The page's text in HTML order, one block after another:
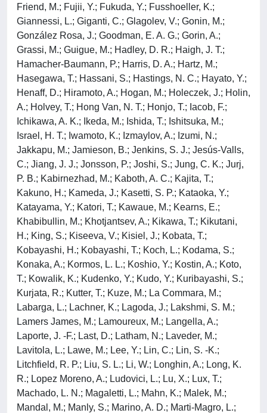
Friend, M.; Fujii, Y.; Fukuda, Y.; Fusshoeller, K.;
Giannessi, L.; Giganti, C.; Glagolev, V.; Gonin, M.;
González Rosa, J.; Goodman, E. A. G.; Gorin, A.;
Grassi, M.; Guigue, M.; Hadley, D. R.; Haigh, J. T.;
Hamacher-Baumann, P.; Harris, D. A.; Hartz, M.;
Hasegawa, T.; Hassani, S.; Hastings, N. C.; Hayato, Y.;
Henaff, D.; Hiramoto, A.; Hogan, M.; Holeczek, J.; Holin,
A.; Holvey, T.; Hong Van, N. T.; Honjo, T.; Iacob, F.;
Ichikawa, A. K.; Ikeda, M.; Ishida, T.; Ishitsuka, M.;
Israel, H. T.; Iwamoto, K.; Izmaylov, A.; Izumi, N.;
Jakkapu, M.; Jamieson, B.; Jenkins, S. J.; Jesús-Valls,
C.; Jiang, J. J.; Jonsson, P.; Joshi, S.; Jung, C. K.; Jurj,
P. B.; Kabirnezhad, M.; Kaboth, A. C.; Kajita, T.;
Kakuno, H.; Kameda, J.; Kasetti, S. P.; Kataoka, Y.;
Katayama, Y.; Katori, T.; Kawaue, M.; Kearns, E.;
Khabibullin, M.; Khotjantsev, A.; Kikawa, T.; Kikutani,
H.; King, S.; Kiseeva, V.; Kisiel, J.; Kobata, T.;
Kobayashi, H.; Kobayashi, T.; Koch, L.; Kodama, S.;
Konaka, A.; Kormos, L. L.; Koshio, Y.; Kostin, A.; Koto,
T.; Kowalik, K.; Kudenko, Y.; Kudo, Y.; Kuribayashi, S.;
Kurjata, R.; Kutter, T.; Kuze, M.; La Commara, M.;
Labarga, L.; Lachner, K.; Lagoda, J.; Lakshmi, S. M.;
Lamers James, M.; Lamoureux, M.; Langella, A.;
Laporte, J. -F.; Last, D.; Latham, N.; Laveder, M.;
Lavitola, L.; Lawe, M.; Lee, Y.; Lin, C.; Lin, S. -K.;
Litchfield, R. P.; Liu, S. L.; Li, W.; Longhin, A.; Long, K.
R.; Lopez Moreno, A.; Ludovici, L.; Lu, X.; Lux, T.;
Machado, L. N.; Magaletti, L.; Mahn, K.; Malek, M.;
Mandal, M.; Manly, S.; Marino, A. D.; Marti-Magro, L.;